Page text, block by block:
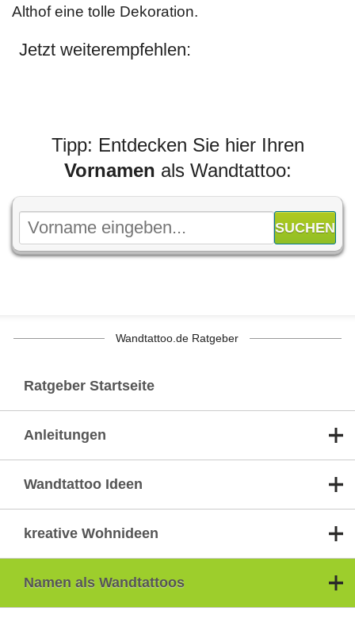
Althof eine tolle Dekoration.
Jetzt weiterempfehlen:
Tipp: Entdecken Sie hier Ihren
Vornamen als Wandtattoo:
Wandtattoo.de Ratgeber
Ratgeber Startseite
Anleitungen
Wandtattoo Ideen
kreative Wohnideen
Namen als Wandtattoos